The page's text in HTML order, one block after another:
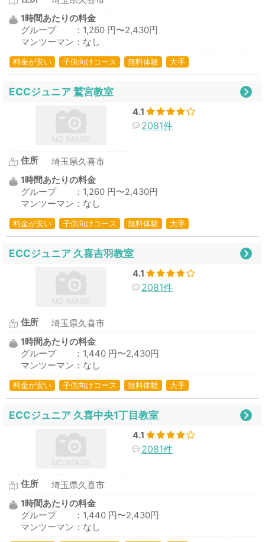
1時間あたりの料金
グループ ：1,260 円〜2,430円
マンツーマン：なし
料金が安い 子供向けコース 無料体験 大手
ECCジュニア 鷲宮教室
4.1
2081件
住所
埼玉県久喜市
1時間あたりの料金
グループ ：1,260 円〜2,430円
マンツーマン：なし
料金が安い 子供向けコース 無料体験 大手
ECCジュニア 久喜吉羽教室
4.1
2081件
住所
埼玉県久喜市
1時間あたりの料金
グループ ：1,440 円〜2,430円
マンツーマン：なし
料金が安い 子供向けコース 無料体験 大手
ECCジュニア 久喜中央1丁目教室
4.1
2081件
住所
埼玉県久喜市
1時間あたりの料金
グループ ：1,440 円〜2,430円
マンツーマン：なし